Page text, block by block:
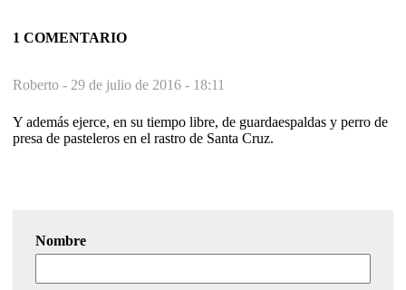
1 COMENTARIO
Roberto - 29 de julio de 2016 - 18:11
Y además ejerce, en su tiempo libre, de guardaespaldas y perro de
presa de pasteleros en el rastro de Santa Cruz.
Nombre